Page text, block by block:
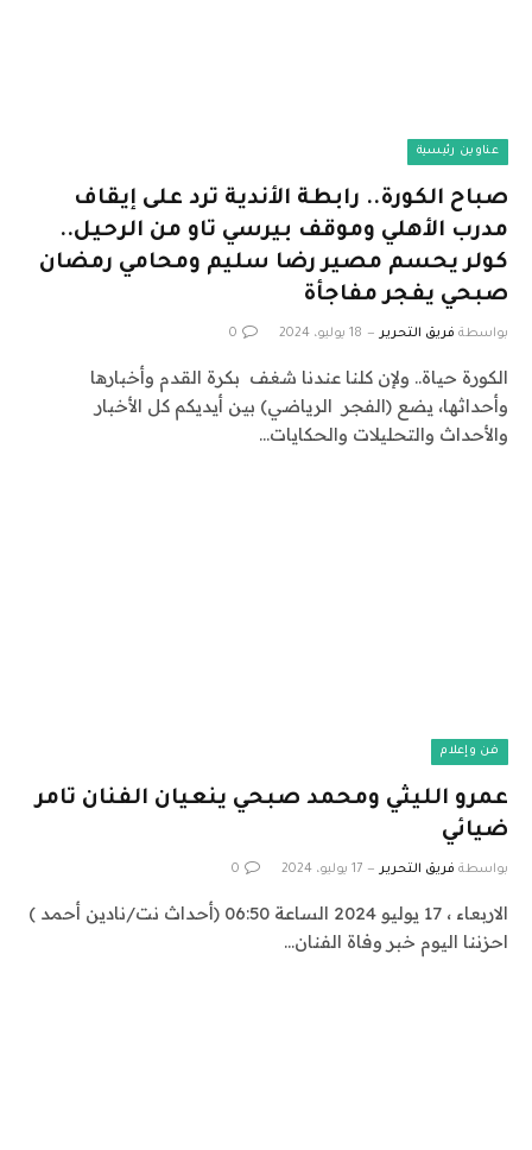
عناوين رئيسية
صباح الكورة.. رابطة الأندية ترد على إيقاف
مدرب الأهلي وموقف بيرسي تاو من الرحيل..
كولر يحسم مصير رضا سليم ومحامي رمضان
صبحي يفجر مفاجأة
بواسطة فريق التحرير 18 يوليو، 2024 0
الكورة حياة.. ولإن كلنا عندنا شغف بكرة القدم وأخبارها
وأحداثها، يضع (الفجر الرياضي) بين أيديكم كل الأخبار
والأحداث والتحليلات والحكايات…
فن وإعلام
عمرو الليثي ومحمد صبحي ينعيان الفنان تامر
ضيائي
بواسطة فريق التحرير 17 يوليو، 2024 0
الاربعاء ، 17 يوليو 2024 الساعة 06:50 (أحداث نت/نادين أحمد )
احزننا اليوم خبر وفاة الفنان…